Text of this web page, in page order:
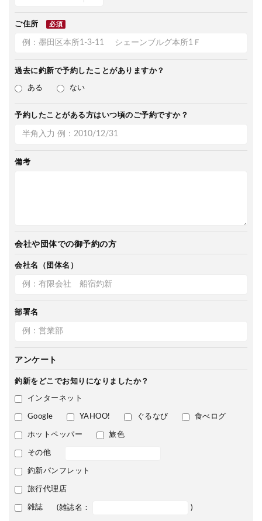
ご住所 必須
過去に釣新で予約したことがありますか？
ある ない
予約したことがある方はいつ頃のご予約ですか？
備考
会社や団体での御予約の方
会社名（団体名）
部署名
アンケート
釣新をどこでお知りになりましたか？
インターネット
Google YAHOO! ぐるなび 食べログ
ホットペッパー 旅色
その他
釣新パンフレット
旅行代理店
雑誌 (雑誌名： )